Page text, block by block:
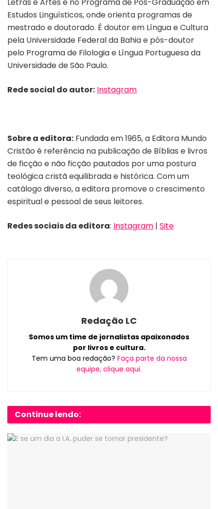
Estudos Linguísticos, onde orienta programas de
mestrado e doutorado. É doutor em Língua e Cultura
pela Universidade Federal da Bahia e pós-doutor
pelo Programa de Filologia e Língua Portuguesa da
Universidade de São Paulo.
Rede social do autor: Instagram
Sobre a editora: Fundada em 1965, a Editora Mundo
Cristão é referência na publicação de Bíblias e livros
de ficção e não ficção pautados por uma postura
teológica cristã equilibrada e histórica. Com um
catálogo diverso, a editora promove o crescimento
espiritual e pessoal de seus leitores.
Redes sociais da editora: Instagram | Site
Redação LC
Somos um time de jornalistas apaixonados
por livros e cultura.
Tem uma boa redação? Faça parte da nossa
equipe, clique aqui.
Continue lendo: